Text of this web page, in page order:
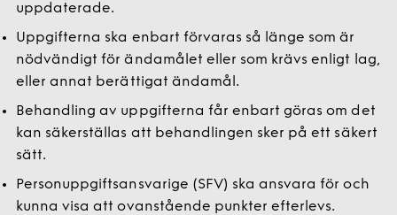
uppdaterade.
Uppgifterna ska enbart förvaras så länge som är
nödvändigt för ändamålet eller som krävs enligt lag,
eller annat berättigat ändamål.
Behandling av uppgifterna får enbart göras om det
kan säkerställas att behandlingen sker på ett säkert
sätt.
Personuppgiftsansvarige (SFV) ska ansvara för och
kunna visa att ovanstående punkter efterlevs.